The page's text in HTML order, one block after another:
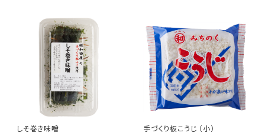
しそ巻き味噌 手づくり板こうじ （小）